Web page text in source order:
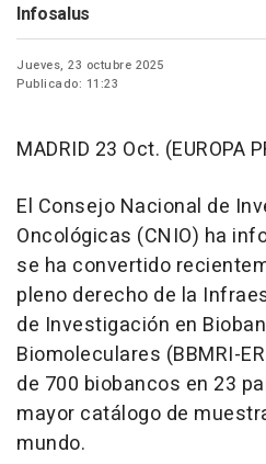
Infosalus
Jueves, 23 octubre 2025
Publicado: 11:23
MADRID 23 Oct. (EUROPA
El Consejo Nacional de
Oncológicas (CNIO) ha
se ha convertido
pleno derecho de la
de Investigación en
Biomoleculares (BBMRI-
de 700 biobancos en 23
mayor catálogo de
mundo.